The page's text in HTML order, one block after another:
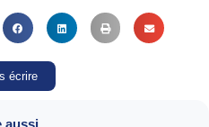
écrire
aussi